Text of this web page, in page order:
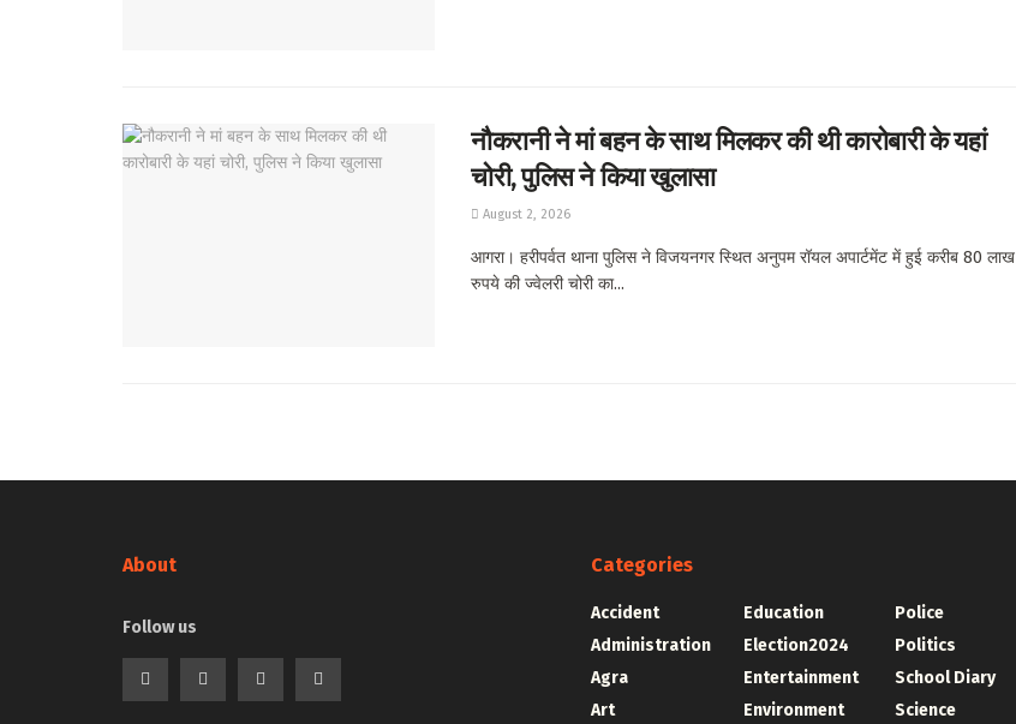
नौकरानी ने मां बहन के साथ मिलकर की थी कारोबारी के यहां
चोरी, पुलिस ने किया खुलासा
August 2, 2026
आगरा। हरीपर्वत थाना पुलिस ने विजयनगर स्थित अनुपम रॉयल अपार्टमेंट में हुई करीब 80 लाख
रुपये की ज्वेलरी चोरी का...
About
Follow us
Categories
Accident
Administration
Agra
Art
Education
Election2024
Entertainment
Environment
Police
Politics
School Diary
Science